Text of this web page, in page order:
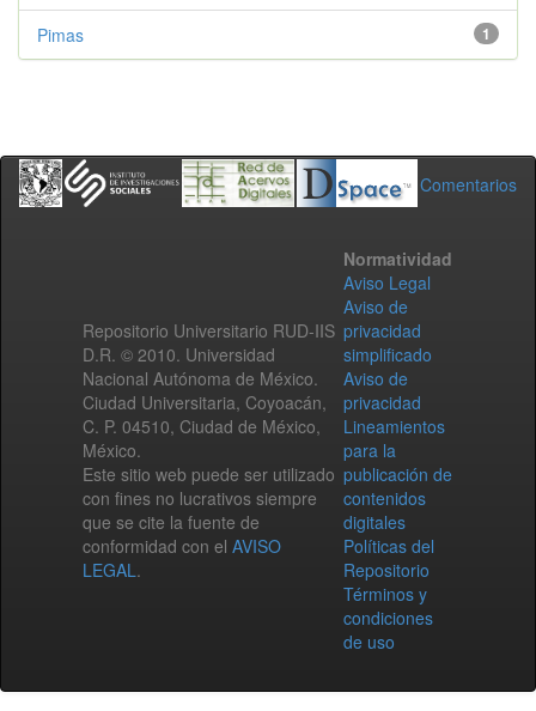
1
Pimas
Comentarios
Repositorio Universitario RUD-IIS
D.R. © 2010. Universidad
Nacional Autónoma de México.
Ciudad Universitaria, Coyoacán,
C. P. 04510, Ciudad de México,
México.
Este sitio web puede ser utilizado
con fines no lucrativos siempre
que se cite la fuente de
conformidad con el AVISO
LEGAL.
Normatividad
Aviso Legal
Aviso de
privacidad
simplificado
Aviso de
privacidad
Lineamientos
para la
publicación de
contenidos
digitales
Políticas del
Repositorio
Términos y
condiciones
de uso